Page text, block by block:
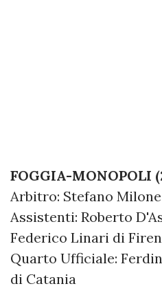
FOGGIA-MONOPOLI
Arbitro: Stefano
Assistenti: Roberto
Federico Linari di
Quarto Ufficiale:
di Catania